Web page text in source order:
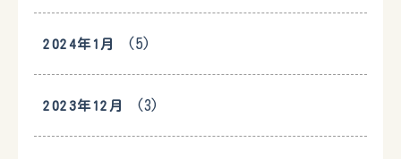
2024年1月 (5)
2023年12月 (3)